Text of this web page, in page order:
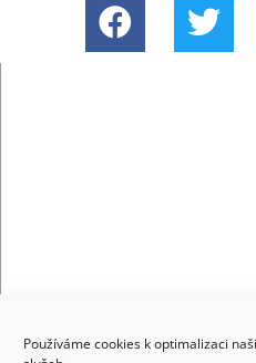
Používáme cookies k optimalizaci